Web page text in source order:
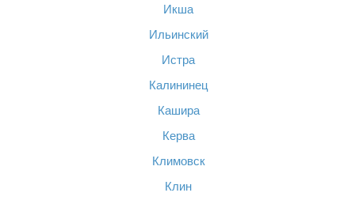
Икша
Ильинский
Истра
Калининец
Кашира
Керва
Климовск
Клин